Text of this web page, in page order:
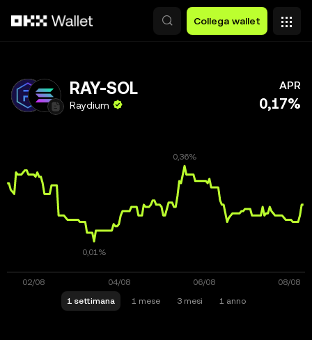
Collega wallet
RAY-SOL
Raydium
APR
0,17%
1 settimana 1 mese 3 mesi 1 anno